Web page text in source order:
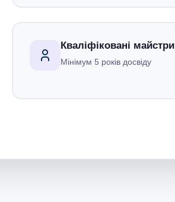
Кваліфіковані майстри
Мінімум 5 років досвіду